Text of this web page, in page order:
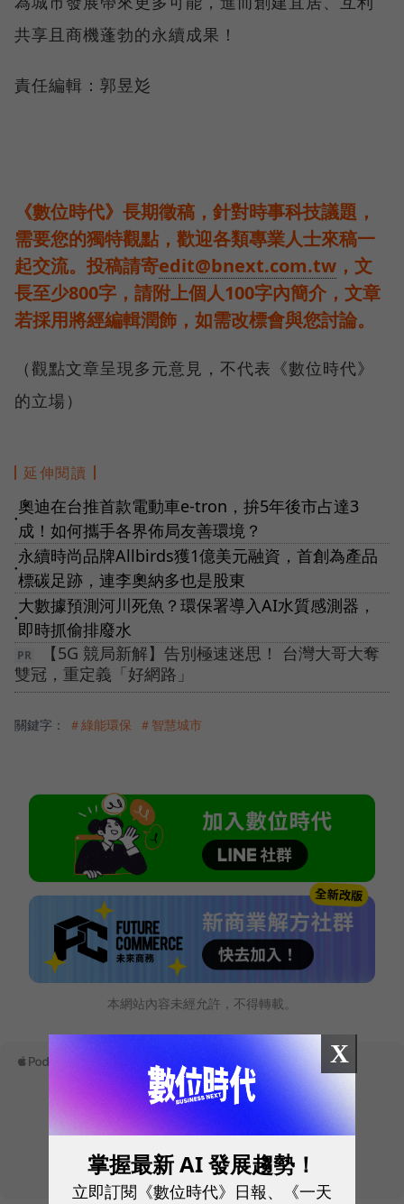
共享且商機蓬勃的永續成果！
責任編輯：郭昱彣
《數位時代》長期徵稿，針對時事科技議題，
需要您的獨特觀點，歡迎各類專業人士來稿一
起交流。投稿請寄edit@bnext.com.tw ，文
長至少800字，請附上個人100字內簡介，文章
若採用將經編輯潤飾，如需改標會與您討論。
（觀點文章呈現多元意見，不代表《數位時代》
的立場）
延伸閱讀
●
奧迪在台推首款電動車e-tron，拚5年後市占達3
成！如何攜手各界佈局友善環境？
●
永續時尚品牌Allbirds獲1億美元融資，首創為產品
標碳足跡，連李奧納多也是股東
●
大數據預測河川死魚？環保署導入AI水質感測器，
即時抓偷排廢水
【5G 競局新解】告別極速迷思！ 台灣大哥大奪
雙冠，重定義「好網路」
關鍵字： ＃綠能環保 ＃智慧城市
本網站內容未經允許，不得轉載。
X
掌握最新 AI 發展趨勢！
立即訂閱《數位時代》日報、《一天